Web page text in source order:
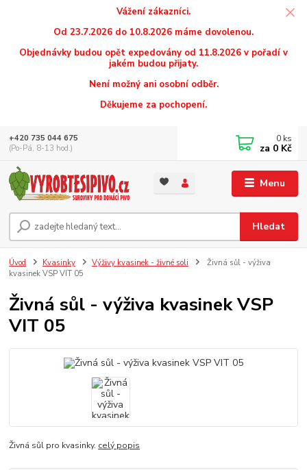
Vážení zákazníci.
Od 23.7.2026 do 10.8.2026 máme dovolenou.
Objednávky budou opět expedovány od 11.8.2026 v pořadí v
jakém budou přijaty.
Není možný ani osobní odběr.
Děkujeme za pochopení.
Menu
Hledat
+420 735 044 675
(Po-Pá, 8-13 hod.)
0 ks
za 0 Kč
Úvod Kvasinky Výživy kvasinek - živné soli
Živná sůl - výživa
kvasinek VSP VIT 05
Živná sůl - výživa kvasinek VSP
VIT 05
Živná sůl pro kvasinky. celý popis